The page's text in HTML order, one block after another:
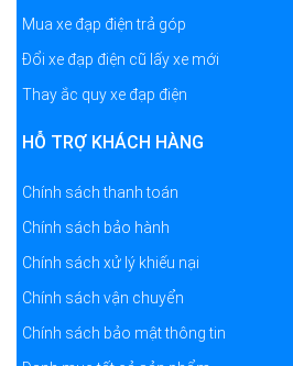
Mua xe đạp điện trả góp
Đổi xe đạp điện cũ lấy xe mới
Thay ắc quy xe đạp điện
HỖ TRỢ KHÁCH HÀNG
Chính sách thanh toán
Chính sách bảo hành
Chính sách xử lý khiếu nại
Chính sách vận chuyển
Chính sách bảo mật thông tin